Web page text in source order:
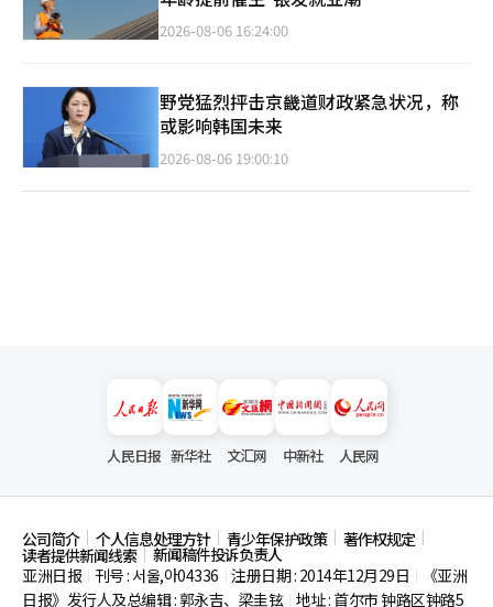
2026-08-06 16:24:00
野党猛烈抨击京畿道财政紧急状况，称
或影响韩国未来
2026-08-06 19:00:10
人民日报 新华社 文汇网 中新社 人民网
公司简介 个人信息处理方针 青少年保护政策 著作权规定
读者提供新闻线索
新闻稿件投诉负责人
亚洲日报
刊号 : 서울,아04336 注册日期 : 2014年12月29日
《亚洲
日报》发行人及总编辑 : 郭永吉、梁圭铉 地址 : 首尔市钟路区钟路5